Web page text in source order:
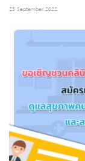
23 September 2022